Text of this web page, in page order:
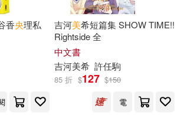
(53) 博爾(53)
夢入神機(52)
（美）梭羅(52)
社(370)
千華駐科技(369)
版社(363)
香央理私
吉河美希短篇集 SHOW TIME!!
Rightside 全
中文書
吉河美希 許任駒
85 折 $127 $150
電